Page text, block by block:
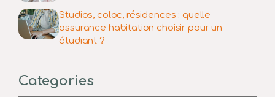
Studios, coloc, résidences : quelle
assurance habitation choisir pour un
étudiant ?
Categories